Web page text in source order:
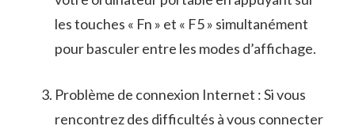
les touches « Fn » et « F5 » simultanément
pour ⁣basculer entre les modes d’affichage.
Problème⁣ de connexion Internet : Si ⁤vous
rencontrez des difficultés à vous connecter